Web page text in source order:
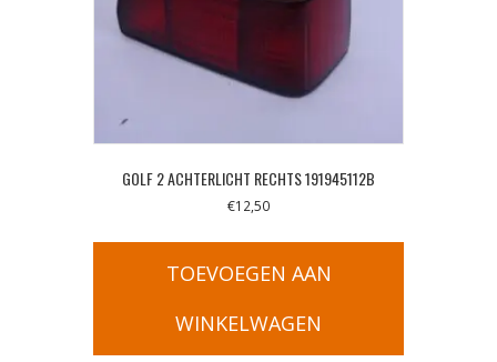
GOLF 2 ACHTERLICHT RECHTS 191945112B
€12,50
TOEVOEGEN AAN
WINKELWAGEN